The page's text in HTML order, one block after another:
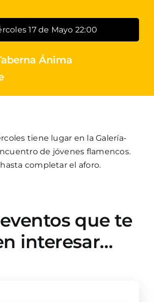
17 de Mayo 22:00
Ánima
tiene lugar en la Galería-
de jóvenes flamencos.
completar el aforo.
que te
interesar…